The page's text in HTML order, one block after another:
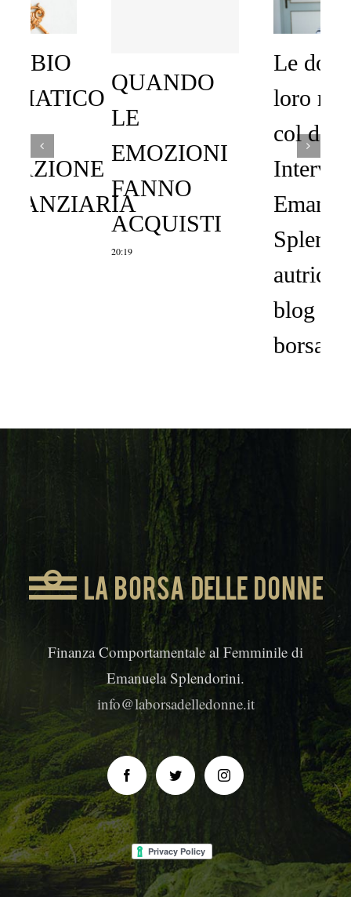
QUANDO
EMOZIONI
ACQUISTI
Le donne e il
loro rapporto
col denaro.
Intervista a
Emanuela
Splendorini
autrice del
blog “La
borsa delle
Finanza Comportamentale al Femminile di
Emanuela Splendorini.
info@laborsadelledonne.it